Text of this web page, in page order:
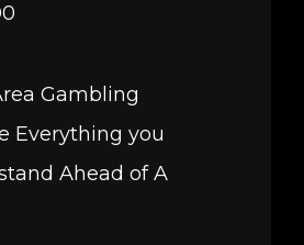
Gambling
Everything you
Ahead of A